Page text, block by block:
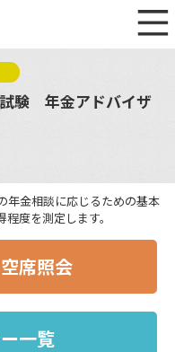
験 年金アドバイザ
年金相談に応じるための基本
度を測定します。
席照会
一覧